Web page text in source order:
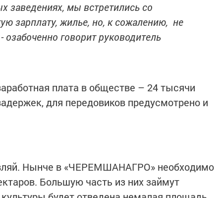
заведениях, мы встретились со
зарплату, жилье, но, к сожалению, не
озабоченно говорит руководитель
плата в обществе – 24 тысячи
для передовиков предусмотрено и
Нынче в «ЧЕРЕМШАНАГРО» необходимо
Большую часть из них займут